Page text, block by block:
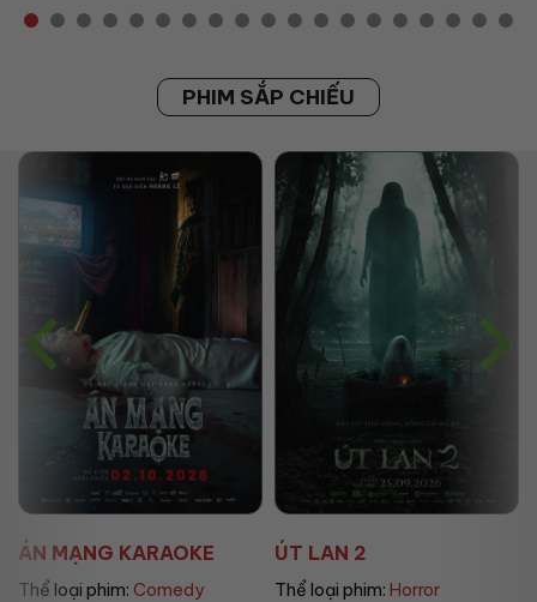
PHIM SẮP CHIẾU
ÚT LAN 2
Thể loại phim:Horror
MẸ MÌN
Thể loại phim:Drama